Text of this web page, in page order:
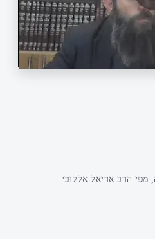
מפי הרב אריאל אלקובי.